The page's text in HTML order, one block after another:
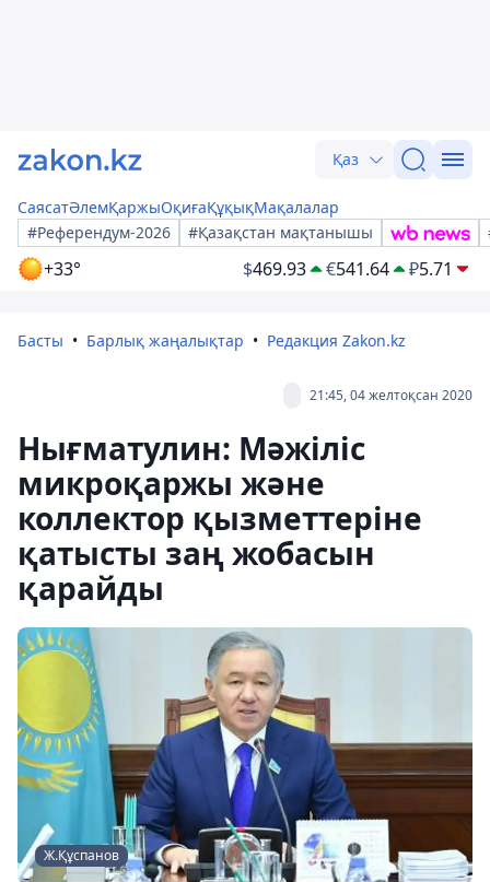
Қаз
СаясатӘлемҚаржыОқиғаҚұқықМақалалар
#Референдум-2026
#Қазақстан мақтанышы
+33° $469.93 €541.64 ₽5.71
Басты Барлық жаңалықтар Редакция Zakon.kz
21:45, 04 желтоқсан 2020
Нығматулин: Мәжіліс
микроқаржы және
коллектор қызметтеріне
қатысты заң жобасын
қарайды
Ж.Құспанов